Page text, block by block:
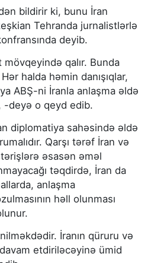
bildirir ki, bunu İran
Tehranda jurnalistlərlə
deyib.
mövqeyində qalır. Bunda
halda həmin danışıqlar,
ABŞ-ni İranla anlaşma əldə
-deyə o qeyd edib.
diplomatiya sahəsində əldə
Qarşı tərəf İran və
əsasən əməl
təqdirdə, İran da
anlaşma
həll olunması
İranın qüruru və
etdiriləcəyinə ümid